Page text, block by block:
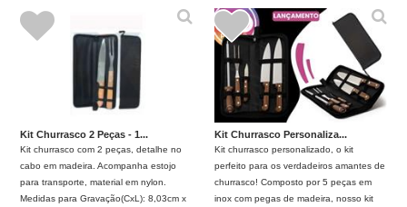
Kit Churrasco 2 Peças - 1...
Kit churrasco com 2 peças, detalhe no
cabo em madeira. Acompanha estojo
para transporte, material em nylon.
Medidas para Gravação(CxL): 8,03cm x
Kit Churrasco Personaliza...
Kit churrasco personalizado, o kit
perfeito para os verdadeiros amantes de
churrasco! Composto por 5 peças em
inox com pegas de madeira, nosso kit